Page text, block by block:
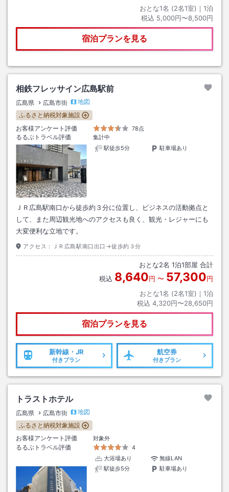
おとな1名 (2名1室)｜ 1泊
税込 5,000円〜8,500円
宿泊プランを見る
相鉄フレッサイン広島駅前
広島県 広島市街
地図
ふるさと納税対象施設
お客様アンケート評価
78点
るるぶトラベル評価
集計中
駅徒歩5分
駐車場あり
ＪＲ広島駅南口から徒歩約３分に位置し、ビジネスの活動拠点と
して、また周辺観光地へのアクセスも良く、観光・レジャーにも
大変便利な立地です。
アクセス： ＪＲ広島駅南口出口→徒歩約３分
おとな2名 1泊1部屋 合計
税込 8,640円 〜 57,300円
おとな1名 (2名1室)｜ 1泊
税込 4,320円〜28,650円
宿泊プランを見る
新幹線・JR
付きプラン
航空券
付きプラン
トラストホテル
広島県 広島市街
地図
ふるさと納税対象施設
お客様アンケート評価
対象外
るるぶトラベル評価
4
大浴場あり
無線LAN
駅徒歩5分
駐車場あり